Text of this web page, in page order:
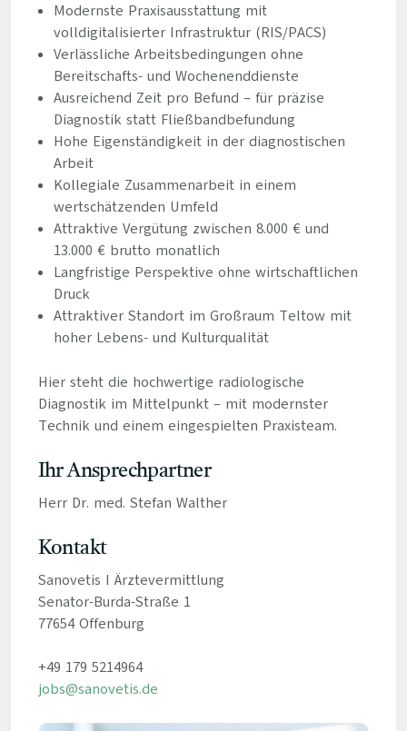
Modernste Praxisausstattung mit
volldigitalisierter Infrastruktur (RIS/PACS)
Verlässliche Arbeitsbedingungen ohne
Bereitschafts- und Wochenenddienste
Ausreichend Zeit pro Befund – für präzise
Diagnostik statt Fließbandbefundung
Hohe Eigenständigkeit in der diagnostischen
Arbeit
Kollegiale Zusammenarbeit in einem
wertschätzenden Umfeld
Attraktive Vergütung zwischen 8.000 € und
13.000 € brutto monatlich
Langfristige Perspektive ohne wirtschaftlichen
Druck
Attraktiver Standort im Großraum Teltow mit
hoher Lebens- und Kulturqualität
Hier steht die hochwertige radiologische
Diagnostik im Mittelpunkt – mit modernster
Technik und einem eingespielten Praxisteam.
Ihr Ansprechpartner
Herr Dr. med. Stefan Walther
Kontakt
Sanovetis I Ärztevermittlung
Senator-Burda-Straße 1
77654 Offenburg
+49 179 5214964
jobs@sanovetis.de